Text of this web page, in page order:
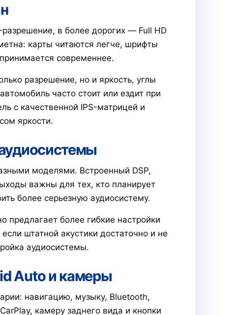
в более дорогих — Full HD
карты читаются легче, шрифты
современнее.
разрешение, но и яркость, углы
часто стоит или ездит при
с качественной IPS-матрицей и
яркости.
моделями. Встроенный DSP,
важны для тех, кто планирует
более серьезную аудиосистему.
предлагает более гибкие настройки
штатной акустики достаточно и не
аудиосистемы.
Auto и камеры
навигацию, музыку, Bluetooth,
камеру заднего вида и кнопки